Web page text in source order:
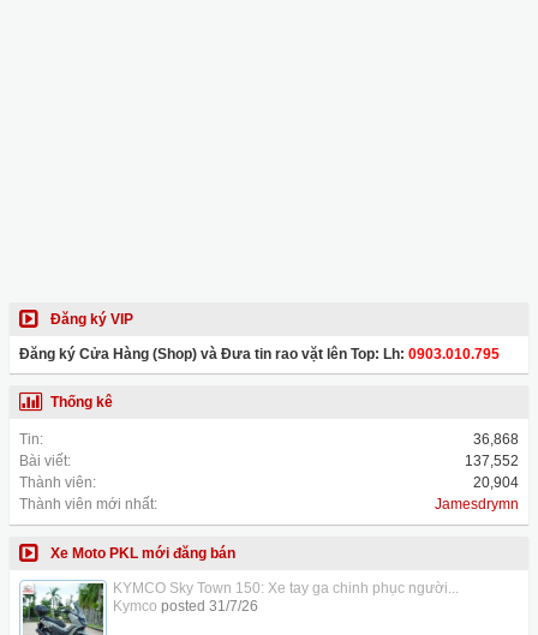
Đăng ký VIP
Đăng ký Cửa Hàng (Shop) và Đưa tin rao vặt lên Top: Lh: 0903.010.795
Thống kê
Tin:
36,868
Bài viết:
137,552
Thành viên:
20,904
Thành viên mới nhất:
Jamesdrymn
Xe Moto PKL mới đăng bán
KYMCO Sky Town 150: Xe tay ga chinh phục người...
Kymco posted 31/7/26